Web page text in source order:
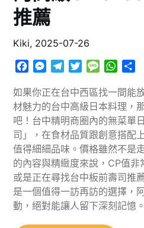
推薦
Kiki, 2025-07-26
Facebook
Messenger
TelegramTwitterMessage
如果你正在台中西區找一間能
材魅力的台中高級日本料理，
吧！台中精明商圈內的無菜單
司」，在食材品質跟創意搭配
值得細細品味。價格雖然不是
的內容與精緻度來說，CP值
或是正在尋找台中板前壽司推
是一個值得一訪再訪的選擇，
動，絕對能讓人留下深刻記憶。